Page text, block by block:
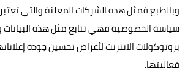
وبالطبع فمثل هذه الشركات المعلنة والتي
سياسة الخصوصية فهي تتابع مثل هذه البيانات
بروتوكولات الانترنت لأغراض تحسين جودة
فعاليتها.